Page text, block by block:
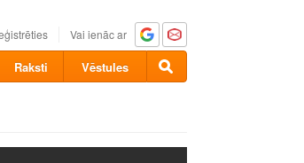
Vai ienāc ar
Raksti Vēstules